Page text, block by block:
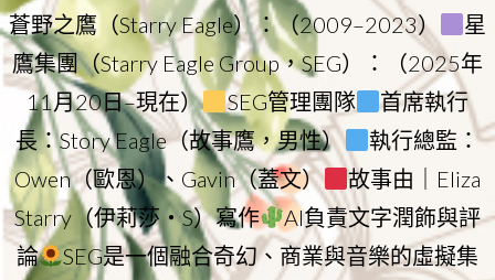
蒼野之鷹（Starry Eagle）：（2009–2023）
星
鷹集團（Starry Eagle Group，SEG）：（2025年
11月20日–現在）
SEG管理團隊
首席執行
長：Story Eagle（故事鷹，男性）
執行總監：
Owen（歐恩）、Gavin（蓋文）
故事由｜Eliza
Starry（伊莉莎・S）寫作
AI負責文字潤飾與評
論
SEG是一個融合奇幻、商業與音樂的虛擬集